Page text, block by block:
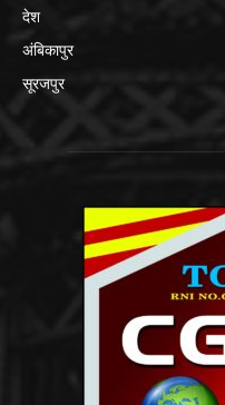
देश
अंबिकापुर
सूरजपुर